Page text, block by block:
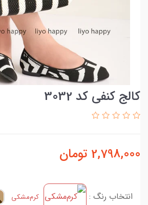
کالج کنفی کد 3032
2,798,000 تومان
انتخاب رنگ : کرم‌مشکی